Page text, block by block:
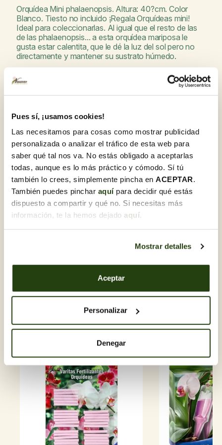
Pues sí, ¡usamos cookies!
Las necesitamos para cosas como mostrar publicidad
personalizada o analizar el tráfico de esta web para
saber qué tal nos va. No estás obligado a aceptarlas
todas, aunque es lo más práctico y cómodo. Sí tú
también lo crees, simplemente pincha en ACEPTAR.
También puedes pinchar aquípara decidir qué estás
dispuesto a compartir y qué no. Si necesitas más
información, te la hemos dejado aquí.
Mostrar detalles
Aceptar
Personalizar
Denegar
Orquídea Mini phalaenopsis. Altura: 40?cm. Color
Blanco. Tiesto no incluido ¡Regala Orquídeas mini!
Ideal para coleccionarlas. Al igual que el resto de las
de las phalaenopsis... a esta orquídea mariposa le
gusta estar calentita, que le dé la luz del sol pero no
directamente y mantener su sustrato húmedo.
COMPO Varitas Fertilizantes...
COMPO
Descubre otras Orquídeas